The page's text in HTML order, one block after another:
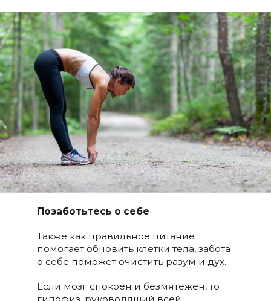
Позаботьтесь о себе
Также как правильное питание
помогает обновить клетки тела, забота
о себе поможет очистить разум и дух.
Если мозг спокоен и безмятежен, то